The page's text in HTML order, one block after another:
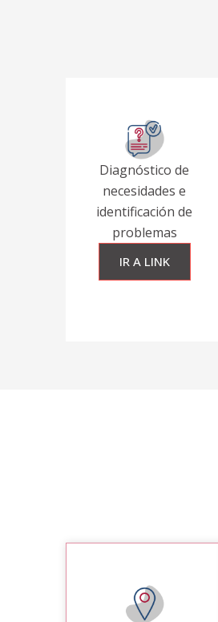
Diagnóstico de
necesidades e
identificación de
problemas
IR A LINK